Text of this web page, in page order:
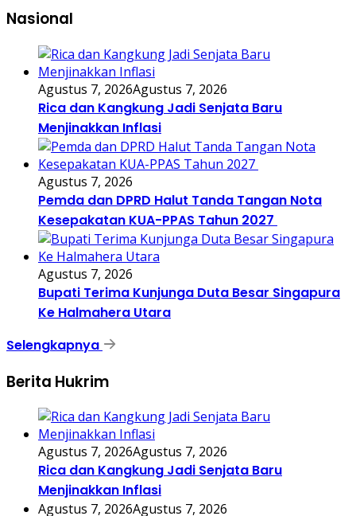
Nasional
Agustus 7, 2026Agustus 7, 2026
Rica dan Kangkung Jadi Senjata Baru
Menjinakkan Inflasi
Agustus 7, 2026
Pemda dan DPRD Halut Tanda Tangan Nota
Kesepakatan KUA-PPAS Tahun 2027
Agustus 7, 2026
Bupati Terima Kunjunga Duta Besar Singapura
Ke Halmahera Utara
Selengkapnya
Berita Hukrim
Agustus 7, 2026Agustus 7, 2026
Rica dan Kangkung Jadi Senjata Baru
Menjinakkan Inflasi
Agustus 7, 2026Agustus 7, 2026